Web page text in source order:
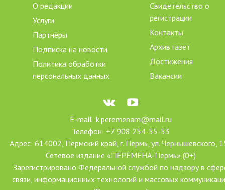
О редакции
Услуги
Партнёры
Подписка на новости
Политика обработки
персональных данных
Свидетельство о
регистрации
Контакты
Архив газет
Достижения
Вакансии
E-mail: k.peremenam@mail.ru
Телефон: +7 908 254-55-53
Адрес: 614002, Пермский край, г. Пермь, ул. Чернышевского,
Сетевое издание «ПЕРЕМЕНА-Пермь» (0+)
Зарегистрировано Федеральной службой по надзору в
связи, информационных технологий и массовых